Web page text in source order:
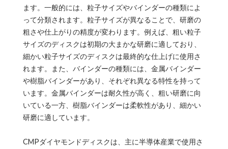
ます。一般的には、粒子サイズやバインダーの種類によ
って分類されます。粒子サイズが異なることで、研磨の
粗さや仕上がりの精度が変わります。例えば、粗い粒子
サイズのディスクは初期の大まかな研磨に適しており、
細かい粒子サイズのディスクは最終的な仕上げに使用さ
れます。また、バインダーの種類には、金属バインダー
や樹脂バインダーがあり、それぞれ異なる特性を持って
います。金属バインダーは耐久性が高く、粗い研磨に向
いている一方、樹脂バインダーは柔軟性があり、細かい
研磨に適しています。
CMPダイヤモンドディスクは、主に半導体産業で使用さ